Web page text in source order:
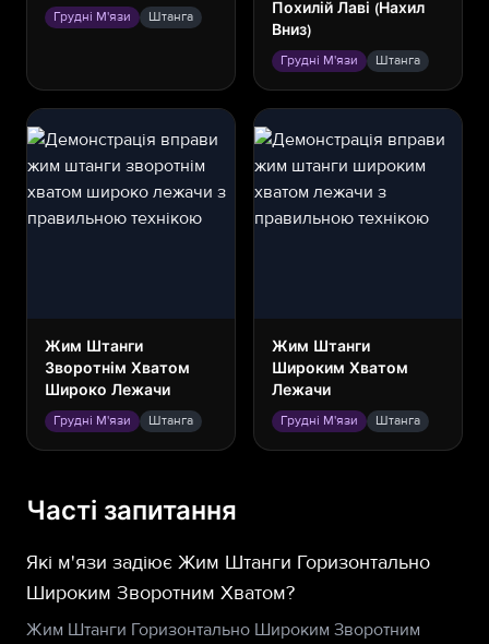
Грудні М'язи Штанга
Похилій Лаві (нахил
Вниз)
Грудні М'язи Штанга
Жим Штанги
Зворотнім Хватом
Широко Лежачи
Грудні М'язи Штанга
Жим Штанги
Широким Хватом
Лежачи
Грудні М'язи Штанга
Часті запитання
Які м'язи задіює Жим Штанги Горизонтально
Широким Зворотним Хватом?
Жим Штанги Горизонтально Широким Зворотним